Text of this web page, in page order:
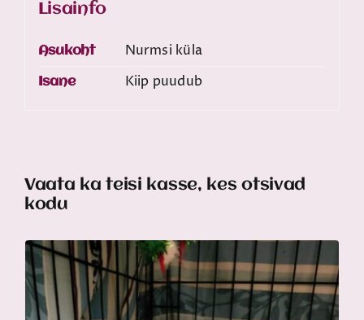
Lisainfo
Asukoht Nurmsi küla
Isane Kiip puudub
Vaata ka teisi kasse, kes otsivad
kodu